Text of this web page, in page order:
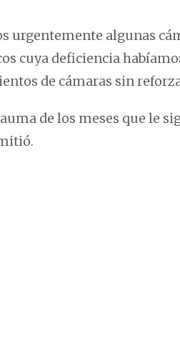
urgentemente algunas
cuya deficiencia
de cámaras sin
de los meses que le